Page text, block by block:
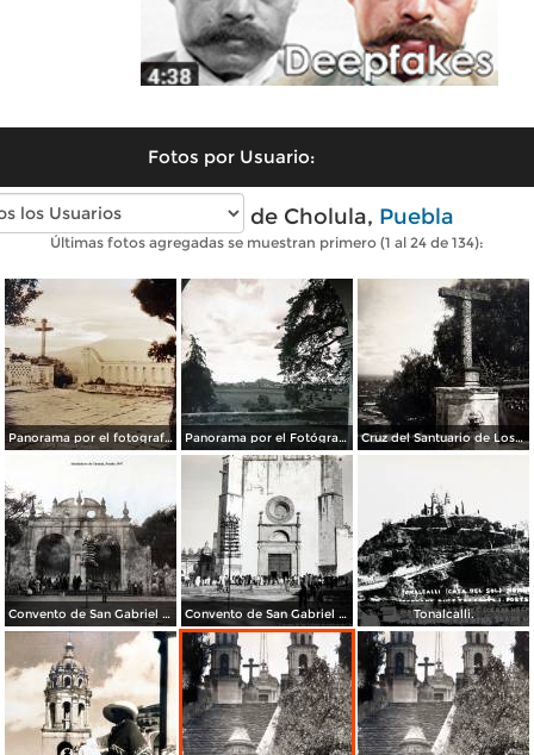
Fotos por Usuario:
Fotos antiguas de Cholula, Puebla
Últimas fotos agregadas se muestran primero (1 al 24 de 134):
Panorama por el fotografo Hugo Brehme. Panorama por el Fotógrafo Hugo Brehme. Cruz del Santuario de Los Remedios.
Convento de San Gabriel Alrededores de Cholula, Puebla 1947 Convento de San Gabriel Alrededores de Cholula, Puebla 1947 Tonalcalli.